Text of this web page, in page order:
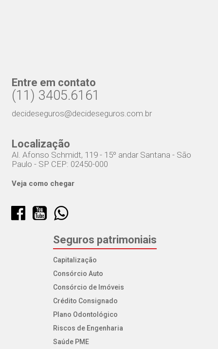
Entre em contato
(11) 3405.6161
decideseguros@decideseguros.com.br
Localização
Al. Afonso Schmidt, 119 - 15º andar Santana - São
Paulo - SP CEP: 02450-000
Veja como chegar
Seguros patrimoniais
Capitalização
Consórcio Auto
Consórcio de Imóveis
Crédito Consignado
Plano Odontológico
Riscos de Engenharia
Saúde PME